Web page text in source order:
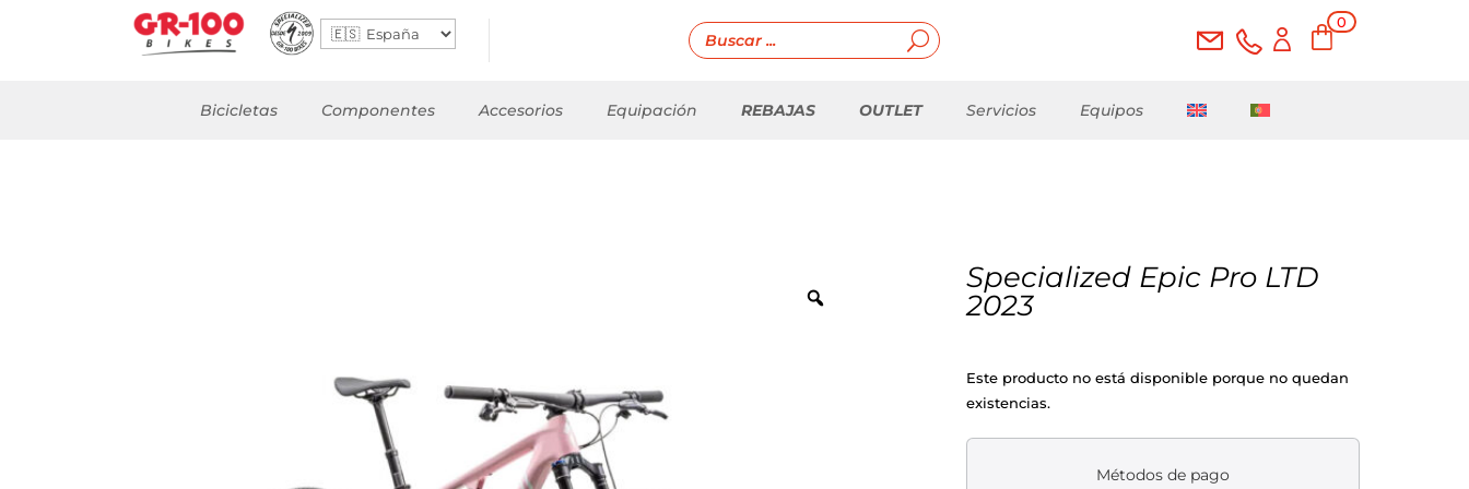
0
ele
Bicicletas Componentes Accesorios Equipación REBAJAS OUTLET Servicios Equipos
Specialized Epic Pro LTD
2023
Este producto no está disponible porque no quedan
existencias.
Métodos de pago